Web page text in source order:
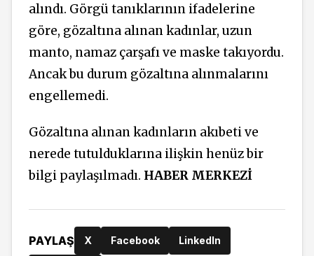
alındı. Görgü tanıklarının ifadelerine
göre, gözaltına alınan kadınlar, uzun
manto, namaz çarşafı ve maske takıyordu.
Ancak bu durum gözaltına alınmalarını
engellemedi.
Gözaltına alınan kadınların akıbeti ve
nerede tutulduklarına ilişkin henüz bir
bilgi paylaşılmadı. HABER MERKEZİ
PAYLAŞ X Facebook LinkedIn